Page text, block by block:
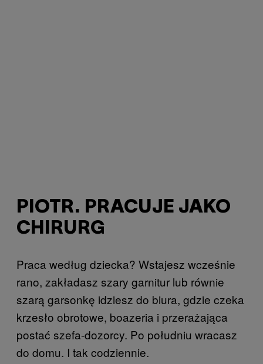
PIOTR. PRACUJE JAKO
CHIRURG
Praca według dziecka? Wstajesz wcześnie
rano, zakładasz szary garnitur lub równie
szarą garsonkę idziesz do biura, gdzie czeka
krzesło obrotowe, boazeria i przerażająca
postać szefa-dozorcy. Po południu wracasz
do domu. I tak codziennie.